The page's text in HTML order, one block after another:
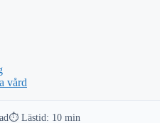
vård
⏱️ Lästid: 10 min